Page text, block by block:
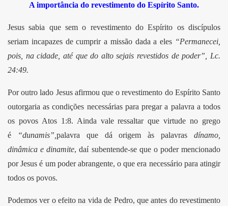
A importância do revestimento do Espírito Santo.
Jesus sabia que sem o revestimento do Espírito os discípulos
seriam incapazes de cumprir a missão dada a eles “Permanecei,
pois, na cidade, até que do alto sejais revestidos de poder”, Lc.
24:49.
Por outro lado Jesus afirmou que o revestimento do Espírito Santo
outorgaria as condições necessárias para pregar a palavra a todos
os povos Atos 1:8. Ainda vale ressaltar que virtude no grego
é
“dunamis”,palavra que dá origem às palavrasdínamo,
dinâmica e dinamite, daí subentende-se que o poder mencionado
por Jesus é um poder abrangente, o que era necessário para atingir
todos os povos.
Podemos ver o efeito na vida de Pedro, que antes do revestimento